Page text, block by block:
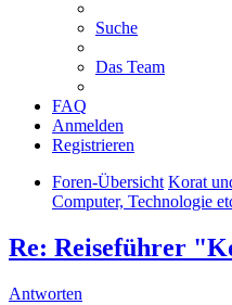
Suche
Das Team
FAQ
Anmelden
Registrieren
Foren-Übersicht Korat
Computer, Technologie
Re: Reiseführer
Antworten